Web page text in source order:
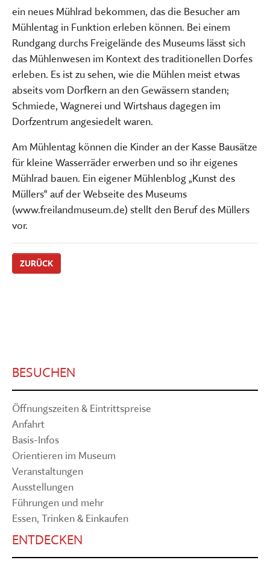
ein neues Mühlrad bekommen, das die Besucher am
Mühlentag in Funktion erleben können. Bei einem
Rundgang durchs Freigelände des Museums lässt sich
das Mühlenwesen im Kontext des traditionellen Dorfes
erleben. Es ist zu sehen, wie die Mühlen meist etwas
abseits vom Dorfkern an den Gewässern standen;
Schmiede, Wagnerei und Wirtshaus dagegen im
Dorfzentrum angesiedelt waren.
Am Mühlentag können die Kinder an der Kasse Bausätze
für kleine Wasserräder erwerben und so ihr eigenes
Mühlrad bauen. Ein eigener Mühlenblog „Kunst des
Müllers“ auf der Webseite des Museums
(www.freilandmuseum.de) stellt den Beruf des Müllers
vor.
ZURÜCK
BESUCHEN
Öffnungszeiten & Eintrittspreise
Anfahrt
Basis-Infos
Orientieren im Museum
Veranstaltungen
Ausstellungen
Führungen und mehr
Essen, Trinken & Einkaufen
ENTDECKEN